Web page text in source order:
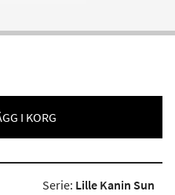
I KORG
Serie: Lille Kanin Sun